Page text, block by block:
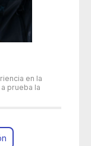
en la
prueba la